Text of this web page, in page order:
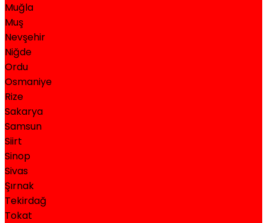
Muğla
Muş
Nevşehir
Niğde
Ordu
Osmaniye
Rize
Sakarya
Samsun
Siirt
Sinop
Sivas
Şırnak
Tekirdağ
Tokat